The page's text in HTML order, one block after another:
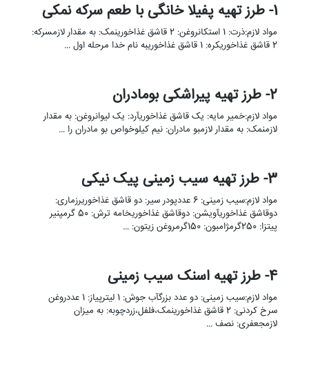
1- طرز تهیه پفیلا خانگی با طعم سرکه نمکی
مواد لازم:ذرت: 1 استکانروغن: 2 قاشق غذاخورینمک: به مقدار لازمسرکه:
2 قاشق غذاخوریکره: 1 قاشق غذاخوریبه نام خدا مرحله اول …
2- طرز تهیه پیراشکی بومادران
مواد لازم:خمیر مایه: یک قاشق غذاخوریآرد: یک لیوانروغن: به مقدار
لازمنمک: به مقدار لازمبو مادران: نیم کیلوخواص بو مادران را …
3- طرز تهیه سیب زمینی پیک نیکی
مواد لازم:سیب زمینی: 6 عددپودر سیر: دو قاشق غذاخوریرزماری:
دوقاشق غذاخوریآویشن: دوقاشق غذاخوریخامه ترش: 50 گرمپنیر
پیتزا: 250گرمژامبون: 150گرمروغن زیتون: …
4- طرز تهیه اسنک سیب زمینی
مواد لازم:سیب زمینی: دو عدد بزرگآب جوش: 1 لیترپیاز: 1 عددروغن
سرخ کردنی: 2 قاشق غذاخورینمک،فلفل،زردچوبه: به میزان
لازمجعفری: نصف …